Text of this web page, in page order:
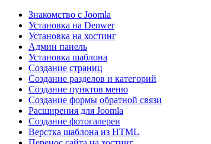
Знакомство с Joomla
Установка на Denwer
Установка на хостинг
Админ панель
Установка шаблона
Создание страниц
Создание разделов и категорий
Создание пунктов меню
Создание формы обратной связи
Расширения для Joomla
Создание фотогалереи
Верстка шаблона из HTML